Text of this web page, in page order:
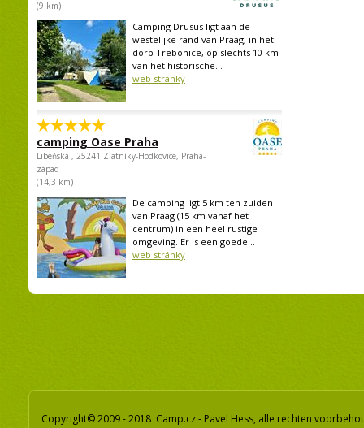
(9 km)
Camping Drusus ligt aan de
westelijke rand van Praag, in het
dorp Trebonice, op slechts 10 km
van het historische...
web stránky
camping Oase Praha
Libeňská , 25241 Zlatníky-Hodkovice, Praha-
západ
(14,3 km)
De camping ligt 5 km ten zuiden
van Praag (15 km vanaf het
centrum) in een heel rustige
omgeving. Er is een goede...
web stránky
Copyright© 2009 - 2018 Camp.cz - Pavel Hess, alle rechten